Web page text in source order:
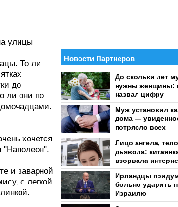
улицы
То ли
до
ли они по
хочется
"Наполеон".
и заварной
с легкой